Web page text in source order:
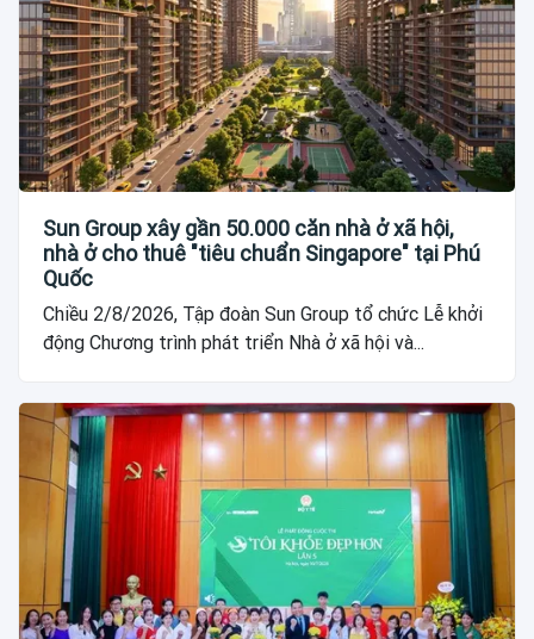
Sun Group xây gần 50.000 căn nhà ở xã hội,
nhà ở cho thuê "tiêu chuẩn Singapore" tại Phú
Quốc
Chiều 2/8/2026, Tập đoàn Sun Group tổ chức Lễ khởi
động Chương trình phát triển Nhà ở xã hội và...